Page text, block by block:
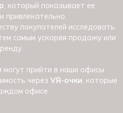
, который показывает ее
привлекательно,
покупателей исследовать
самым ускоряя продажу или
могут прийти в наши офисы
через VR-очки, которые
офисе.